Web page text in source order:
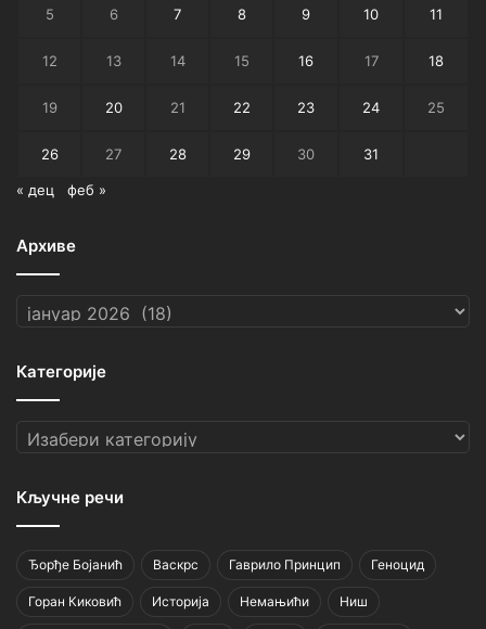
5 6 7 8 9 10 11
12 13 14 15 16 17 18
19 20 21 22 23 24 25
26 27 28 29 30 31
« дец феб »
Архиве
Архиве
Категорије
Категорије
Кључне речи
Ђорђе Бојанић Васкрс Гаврило Принцип Геноцид
Горан Киковић Историја Немањићи Ниш